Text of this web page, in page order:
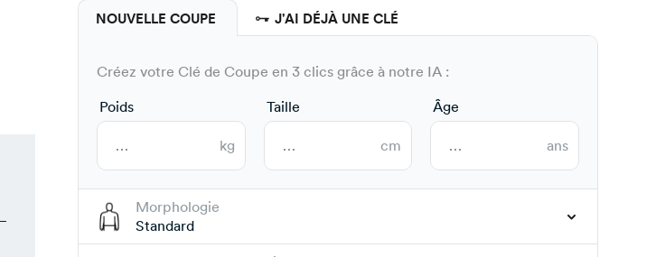
NOUVELLE COUPE J'AI DÉJÀ UNE CLÉ
Créez votre Clé de Coupe en 3 clics grâce à notre IA :
Poids
kg
Taille
cm
Âge
ans
Morphologie
Standard